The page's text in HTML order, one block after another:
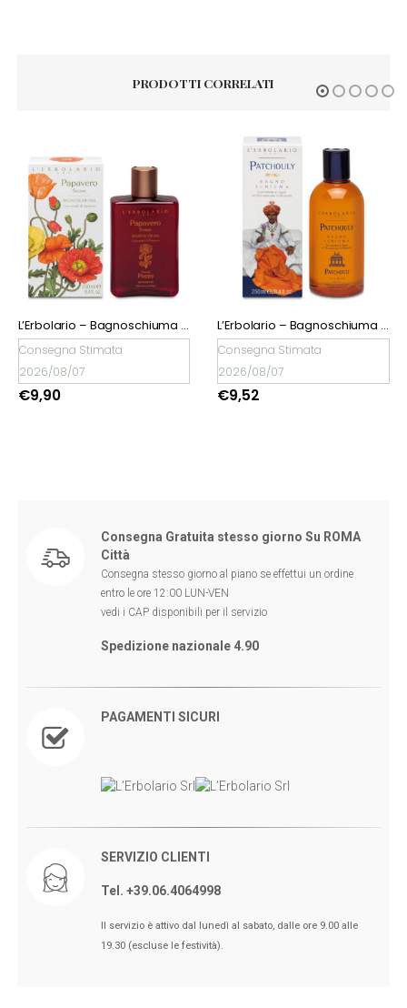
PRODOTTI CORRELATI
Consegna Stimata
2026/08/07
€9,52
ESAURITO
€9,90
Consegna Gratuita stesso giorno Su ROMA
Città
Consegna stesso giorno al piano se effettui un ordine
entro le ore 12:00 LUN-VEN
vedi i CAP disponibili per il servizio
Spedizione nazionale 4.90
PAGAMENTI SICURI
SERVIZIO CLIENTI
Tel. +39.06.4064998
Il servizio è attivo dal lunedì al sabato, dalle ore 9.00 alle
19.30 (escluse le festività).
🖤BLACK FRIDAY dal 13 a l 25
Novembre sconti fino al 50% Su